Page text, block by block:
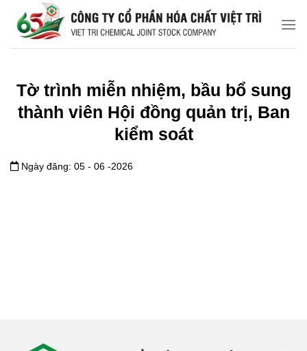
đến
Tờ trình miễn nhiệm, bầu bổ sung
thành viên Hội đồng quản trị, Ban
kiểm soát
Ngày đăng: 05 - 06 -2026